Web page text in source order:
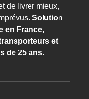
de livrer mieux,
Solution
en France,
et
de 25 ans.